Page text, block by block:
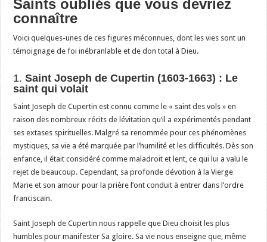
Saints oubliés que vous devriez
connaître
Voici quelques-unes de ces figures méconnues, dont les vies sont un
témoignage de foi inébranlable et de don total à Dieu.
1.Saint Joseph de Cupertin (1603-1663) : Le
saint qui volait
Saint Joseph de Cupertin est connu comme le « saint des vols » en
raison des nombreux récits de lévitation qu’il a expérimentés pendant
ses extases spirituelles. Malgré sa renommée pour ces phénomènes
mystiques, sa vie a été marquée par l’humilité et les difficultés. Dès son
enfance, il était considéré comme maladroit et lent, ce qui lui a valu le
rejet de beaucoup. Cependant, sa profonde dévotion à la Vierge
Marie et son amour pour la prière l’ont conduit à entrer dans l’ordre
franciscain.
Saint Joseph de Cupertin nous rappelle que Dieu choisit les plus
humbles pour manifester Sa gloire. Sa vie nous enseigne que, même